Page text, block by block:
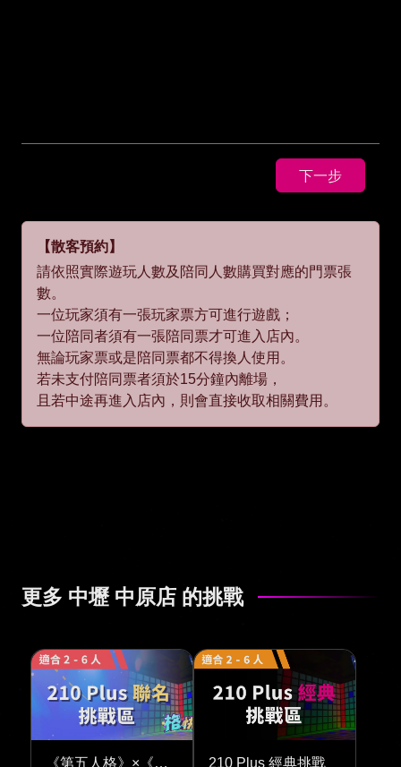
下一步
【散客預約】
請依照實際遊玩人數及陪同人數購買對應的門票張
數。
一位玩家須有一張玩家票方可進行遊戲；
一位陪同者須有一張陪同票才可進入店內。
無論玩家票或是陪同票都不得換人使用。
若未支付陪同票者須於15分鐘內離場，
且若中途再進入店內，則會直接收取相關費用。
更多 中壢 中原店 的挑戰
《第五人格》×《閃動格子 210》 210 Plus 經典挑戰